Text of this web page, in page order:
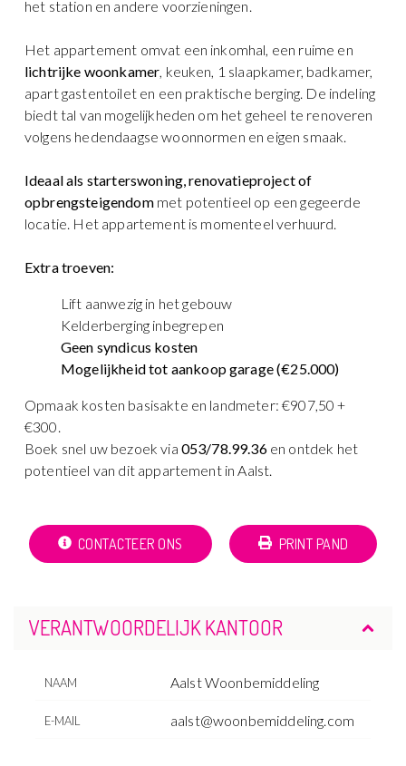
het station en andere voorzieningen.
Het appartement omvat een inkomhal, een ruime en
lichtrijke woonkamer, keuken, 1 slaapkamer, badkamer,
apart gastentoilet en een praktische berging. De indeling
biedt tal van mogelijkheden om het geheel te renoveren
volgens hedendaagse woonnormen en eigen smaak.
Ideaal als starterswoning, renovatieproject of
opbrengsteigendom met potentieel op een gegeerde
locatie. Het appartement is momenteel verhuurd.
Extra troeven:
Lift aanwezig in het gebouw
Kelderberging inbegrepen
Geen syndicus kosten
Mogelijkheid tot aankoop garage (€25.000)
Opmaak kosten basisakte en landmeter: €907,50 +
€300.
Boek snel uw bezoek via 053/78.99.36en ontdek het
potentieel van dit appartement in Aalst.
CONTACTEER ONS PRINT PAND
VERANTWOORDELIJK KANTOOR
NAAM Aalst Woonbemiddeling
E-MAIL aalst@woonbemiddeling.com